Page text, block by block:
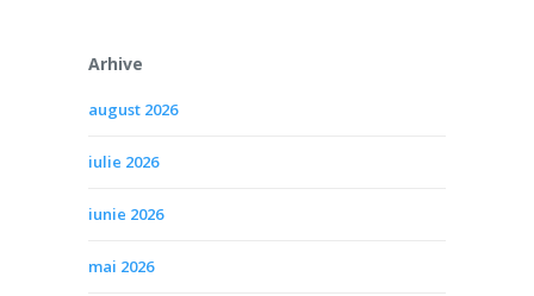
Arhive
august 2026
iulie 2026
iunie 2026
mai 2026